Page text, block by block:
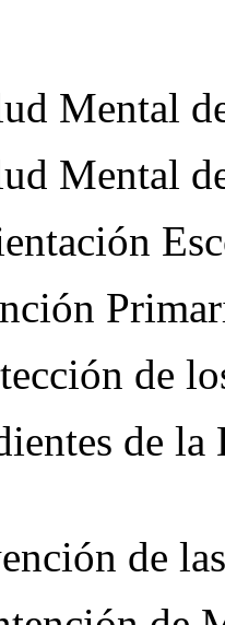
Mental
Mental
de
de
de